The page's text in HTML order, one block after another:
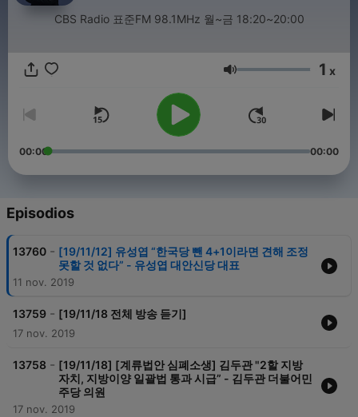
CBS Radio 표준FM 98.1MHz 월~금 18:20~20:00
Volumen 1 x
00:00 00:00
Episodios
13760 - [19/11/12] 유성엽 “한국당 뺀 4+1이라면 견해 조정
못할 것 없다” - 유성엽 대안신당 대표
11 nov. 2019
13759 - [19/11/18 전체 방송 듣기]
17 nov. 2019
13758 - [19/11/18] [계류법안 심폐소생] 김두관 "2할 지방
자치, 지방이양 일괄법 통과 시급” - 김두관 더불어민
주당 의원
17 nov. 2019